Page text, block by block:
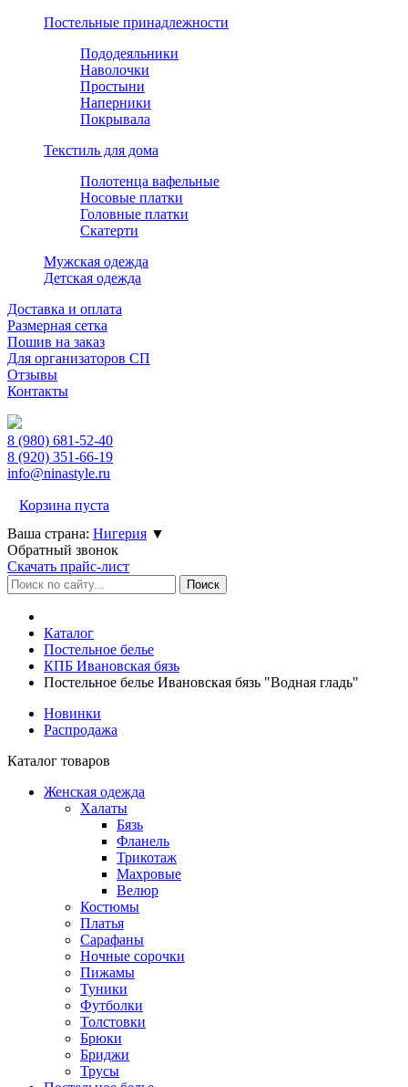
Постельные принадлежности
Пододеяльники
Наволочки
Простыни
Наперники
Покрывала
Текстиль для дома
Полотенца вафельные
Носовые платки
Головные платки
Скатерти
Мужская одежда
Детская одежда
Доставка и оплата
Размерная сетка
Пошив на заказ
Для организаторов СП
Отзывы
Контакты
8 (980) 681-52-40
8 (920) 351-66-19
info@ninastyle.ru
Корзина пуста
Ваша страна: Нигерия ▼
Обратный звонок
Скачать прайс-лист
Каталог
Постельное белье
КПБ Ивановская бязь
Постельное белье Ивановская бязь "Водная гладь"
Новинки
Распродажа
Каталог товаров
Женская одежда
Халаты
Бязь
Фланель
Трикотаж
Махровые
Велюр
Костюмы
Платья
Сарафаны
Ночные сорочки
Пижамы
Туники
Футболки
Толстовки
Брюки
Бриджи
Трусы